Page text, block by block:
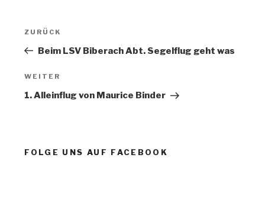
Beitragsnavigation
Vorheriger
Beitrag
ZURÜCK
Beim LSV Biberach Abt. Segelflug geht was
Nächster
Beitrag
WEITER
1. Alleinflug von Maurice Binder
FOLGE UNS AUF FACEBOOK